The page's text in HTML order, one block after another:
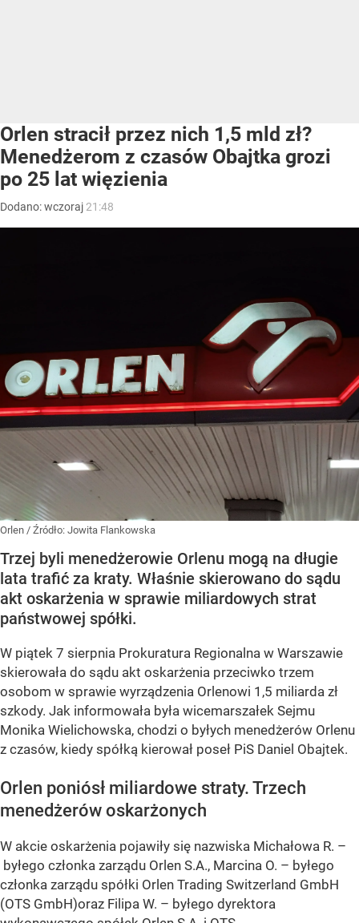
Orlen stracił przez nich 1,5 mld zł?
Menedżerom z czasów Obajtka grozi
po 25 lat więzienia
Dodano:wczoraj 21:48
Orlen / Źródło: Jowita Flankowska
Trzej byli menedżerowie Orlenu mogą na długie
lata trafić za kraty. Właśnie skierowano do sądu
akt oskarżenia w sprawie miliardowych strat
państwowej spółki.
W piątek 7 sierpnia Prokuratura Regionalna w Warszawie
skierowała do sądu akt oskarżenia przeciwko trzem
osobom w sprawie wyrządzenia Orlenowi 1,5 miliarda zł
szkody. Jak informowała była wicemarszałek Sejmu
Monika Wielichowska, chodzi o byłych menedżerów Orlenu
z czasów, kiedy spółką kierował poseł PiS Daniel Obajtek.
Orlen poniósł miliardowe straty. Trzech
menedżerów oskarżonych
W akcie oskarżenia pojawiły się nazwiska Michałowa R. –
byłego członka zarządu Orlen S.A., Marcina O. – byłego
członka zarządu spółki Orlen Trading Switzerland GmbH
(OTS GmbH)oraz Filipa W. – byłego dyrektora